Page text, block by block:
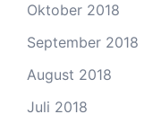
Oktober 2018
September 2018
August 2018
Juli 2018